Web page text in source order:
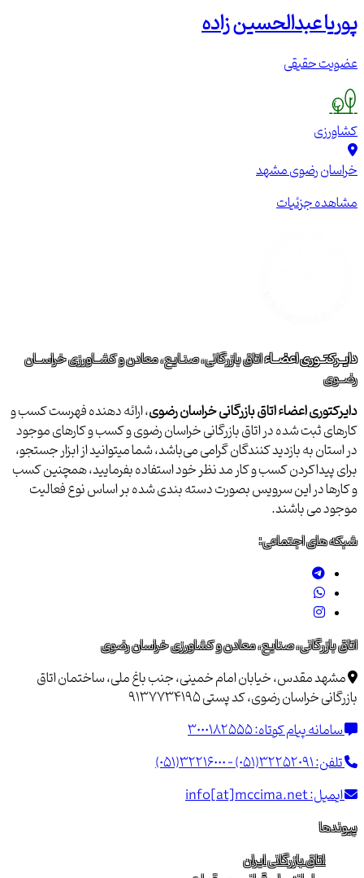
پوریا عبدالحسین زاده
عضویت حقیقی
کشاورزی
خراسان رضویمشهد
مشاهده جزئیات
دایــرکتــوری اعضــاءاتاق بازرگانی، صنـایع، معادن و کشــاورزی خراســان
رضــوی
دایرکتوری اعضاء اتاق بازرگانی خراسان رضوی، ارائه دهنده فهرست کسب و
کارهای ثبت شده در اتاق بازرگانی خراسان رضوی و کسب و کارهای موجود
در استان به بازدید کنندگان گرامی می‌باشد، شما میتوانید از ابزار جستجو،
برای پیداکردن کسب و کار مد نظر خود استفاده بفرمایید، همچنین کسب
و کارها در این سرویس بصورت دسته بندی شده بر اساس نوع فعالیت
موجود می باشند.
شبکه های اجتماعی:
اتاق بازرگانی، صنایع، معادن و کشاورزی خراسان رضوی
مشهد مقدس، خیابان امام خمینی، جنب باغ ملی، ساختمان اتاق
بازرگانی خراسان رضوی، کد پستی 9137734195
سامانه پیام کوتاه:3000182555
تلفن:(051)32216000 - (051)32252091
ایمیل:info[at]mccima.net
پیوندها
اتاق بازرگانی ایران